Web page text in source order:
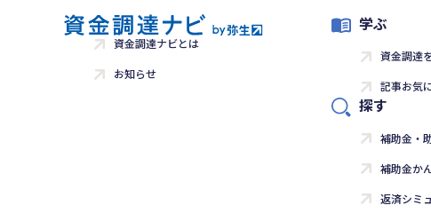
資金調達ナビとは
お知らせ
学ぶ
資金調達
記事お気
探す
補助金・
補助金か
返済シミ